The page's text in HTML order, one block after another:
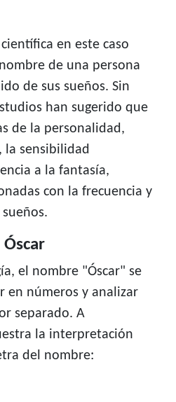
en este caso
de una persona
de sus sueños. Sin
han sugerido que
de la personalidad,
la sensibilidad
a la fantasía,
con la frecuencia y
el nombre "Óscar" se
en números y analizar
separado. A
la interpretación
del nombre: